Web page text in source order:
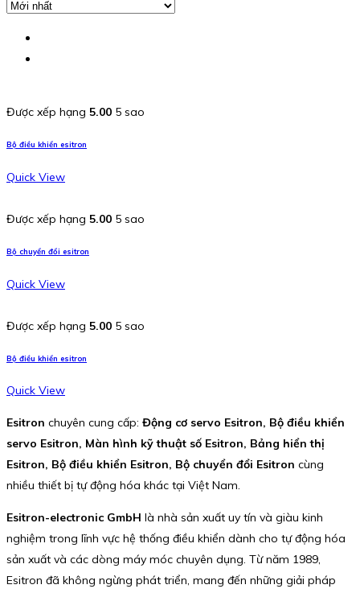
Được xếp hạng 5.00 5 sao
Bộ điều khiển esitron
Quick View
Được xếp hạng 5.00 5 sao
Bộ chuyển đổi esitron
Quick View
Được xếp hạng 5.00 5 sao
Bộ điều khiển esitron
Quick View
Esitron chuyên cung cấp: Động cơ servo Esitron, Bộ điều khiển
servo Esitron, Màn hình kỹ thuật số Esitron, Bảng hiển thị
Esitron, Bộ điều khiển Esitron, Bộ chuyển đổi Esitron cùng
nhiều thiết bị tự động hóa khác tại Việt Nam.
Esitron-electronic GmbH là nhà sản xuất uy tín và giàu kinh
nghiệm trong lĩnh vực hệ thống điều khiển dành cho tự động hóa
sản xuất và các dòng máy móc chuyên dụng. Từ năm 1989,
Esitron đã không ngừng phát triển, mang đến những giải pháp